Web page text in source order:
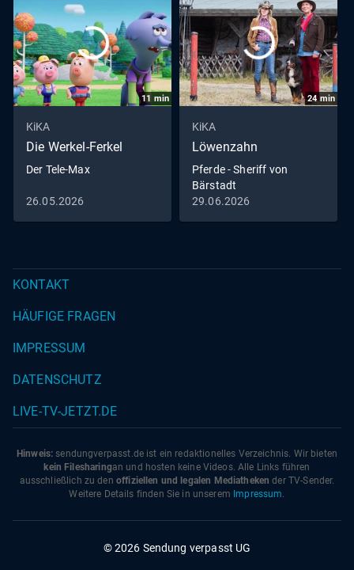
11 min
KiKA
Die Werkel-Ferkel
Der Tele-Max
26.05.2026
24 min
KiKA
Löwenzahn
Pferde - Sheriff von
Bärstadt
29.06.2026
KONTAKT
HÄUFIGE FRAGEN
IMPRESSUM
DATENSCHUTZ
LIVE-TV-JETZT.DE
Hinweis: sendungverpasst.de ist ein redaktionelles Verzeichnis. Wir bieten
kein Filesharingan und hosten keine Videos. Alle Links führen
ausschließlich zu den offiziellen und legalen Mediatheken der TV-Sender.
Weitere Details finden Sie in unserem Impressum.
© 2026 Sendung verpasst UG